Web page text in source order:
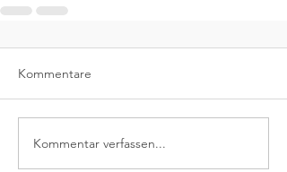
Kommentare
Kommentar verfassen...